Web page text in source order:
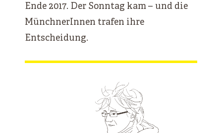
Ende 2017. Der Sonntag kam – und die
MünchnerInnen trafen ihre
Entscheidung.